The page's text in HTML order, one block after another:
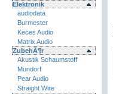
Elektronik
audiodata
Burmester
Keces Audio
Matrix Audio
ZubehÃ¶r
Akustik Schaumstoff
Mundorf
Pear Audio
Straight Wire